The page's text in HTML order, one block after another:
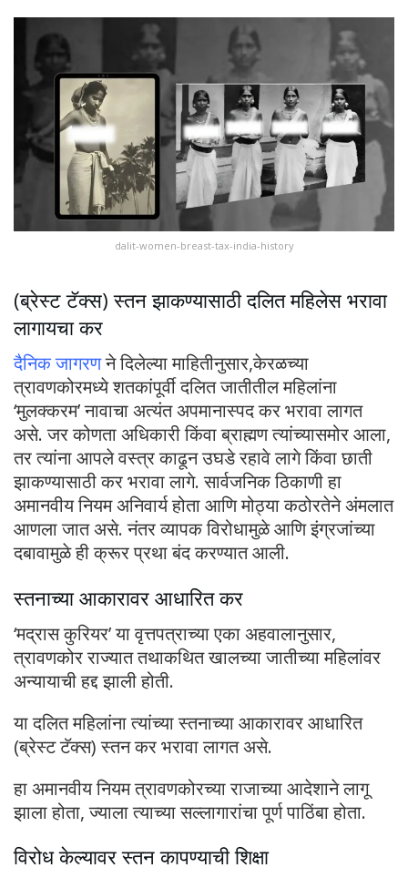
dalit-women-breast-tax-india-history
(ब्रेस्ट टॅक्स) स्तन झाकण्यासाठी दलित महिलेस भरावा
लागायचा कर
दैनिक जागरणने दिलेल्या माहितीनुसार,केरळच्या
त्रावणकोरमध्ये शतकांपूर्वी दलित जातीतील महिलांना
‘मुलक्करम’ नावाचा अत्यंत अपमानास्पद कर भरावा लागत
असे. जर कोणता अधिकारी किंवा ब्राह्मण त्यांच्यासमोर आला,
तर त्यांना आपले वस्त्र काढून उघडे रहावे लागे किंवा छाती
झाकण्यासाठी कर भरावा लागे. सार्वजनिक ठिकाणी हा
अमानवीय नियम अनिवार्य होता आणि मोठ्या कठोरतेने अंमलात
आणला जात असे. नंतर व्यापक विरोधामुळे आणि इंग्रजांच्या
दबावामुळे ही क्रूर प्रथा बंद करण्यात आली.
स्तनाच्या आकारावर आधारित कर
‘मद्रास कुरियर’ या वृत्तपत्राच्या एका अहवालानुसार,
त्रावणकोर राज्यात तथाकथित खालच्या जातीच्या महिलांवर
अन्यायाची हद्द झाली होती.
या दलित महिलांना त्यांच्या स्तनाच्या आकारावर आधारित
(ब्रेस्ट टॅक्स) स्तन कर भरावा लागत असे.
हा अमानवीय नियम त्रावणकोरच्या राजाच्या आदेशाने लागू
झाला होता, ज्याला त्याच्या सल्लागारांचा पूर्ण पाठिंबा होता.
विरोध केल्यावर स्तन कापण्याची शिक्षा